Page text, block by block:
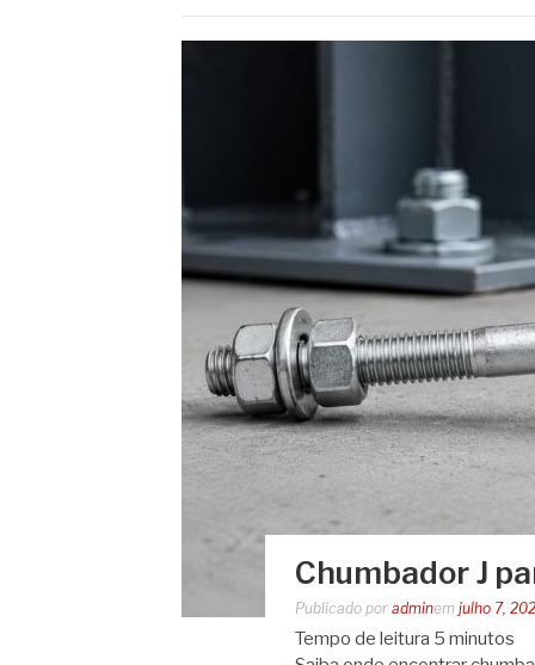
Chumbador J
Publicado por adminem julho 7,
Tempo de leitura 5 minutos